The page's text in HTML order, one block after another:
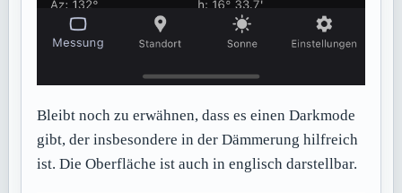
Bleibt noch zu erwähnen, dass es einen Darkmode
gibt, der insbesondere in der Dämmerung hilfreich
ist. Die Oberfläche ist auch in englisch darstellbar.